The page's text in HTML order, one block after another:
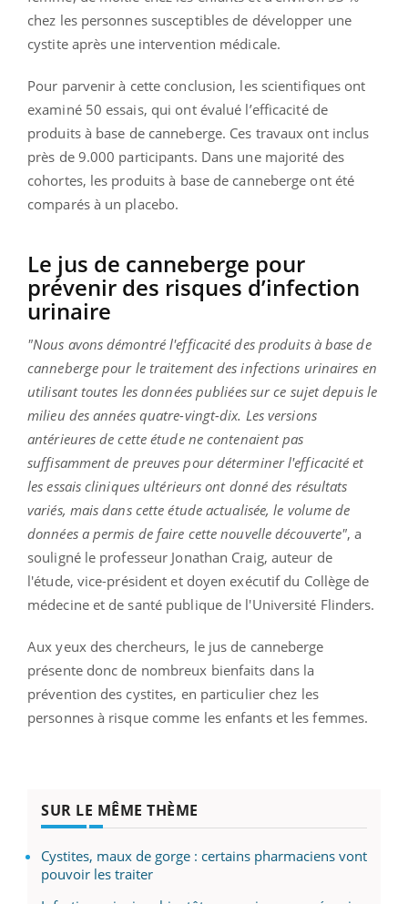
chez les personnes susceptibles de développer une
cystite après une intervention médicale.
Pour parvenir à cette conclusion, les scientifiques ont
examiné 50 essais, qui ont évalué l’efficacité de
produits à base de canneberge. Ces travaux ont inclus
près de 9.000 participants. Dans une majorité des
cohortes, les produits à base de canneberge ont été
comparés à un placebo.
Le jus de canneberge pour
prévenir des risques d’infection
urinaire
"Nous avons démontré l'efficacité des produits à base de
canneberge pour le traitement des infections urinaires en
utilisant toutes les données publiées sur ce sujet depuis le
milieu des années quatre-vingt-dix. Les versions
antérieures de cette étude ne contenaient pas
suffisamment de preuves pour déterminer l'efficacité et
les essais cliniques ultérieurs ont donné des résultats
variés, mais dans cette étude actualisée, le volume de
données a permis de faire cette nouvelle découverte", a
souligné le professeur Jonathan Craig, auteur de
l'étude, vice-président et doyen exécutif du Collège de
médecine et de santé publique de l'Université Flinders.
Aux yeux des chercheurs, le jus de canneberge
présente donc de nombreux bienfaits dans la
prévention des cystites, en particulier chez les
personnes à risque comme les enfants et les femmes.
SUR LE MÊME THÈME
Cystites, maux de gorge : certains pharmaciens vont
pouvoir les traiter